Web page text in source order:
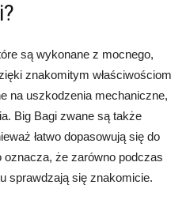
są wykonane z mocnego,
znakomitym właściwościom
na uszkodzenia mechaniczne,
Big Bagi zwane są także
łatwo dopasowują się do
że zarówno podczas
sprawdzają się znakomicie.